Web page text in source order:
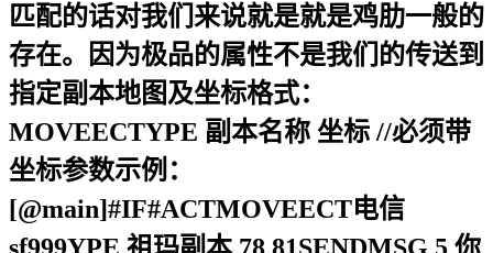
匹配的话对我们来说就是就是鸡肋一般的
存在。因为极品的属性不是我们的传送到
指定副本地图及坐标格式：
MOVEECTYPE 副本名称 坐标 //必须带
坐标参数示例：
[@main]#IF#ACTMOVEECT电信